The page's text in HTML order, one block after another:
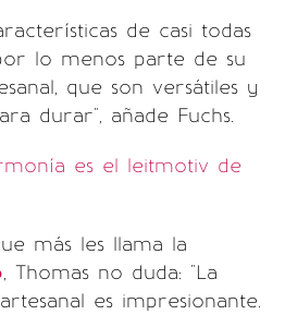
de casi todas
lo menos parte de su
que son versátiles y
durar", añade Fuchs.
es el leitmotiv de
más les llama la
, Thomas no duda: "La
es impresionante.